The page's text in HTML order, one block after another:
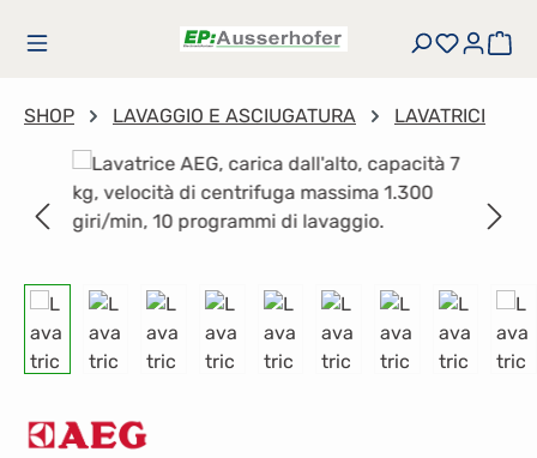
Passa al contenuto principale
Hai 0Il
SHOP LAVAGGIO E ASCIUGATURA LAVATRICI
Salta la galleria di immagini